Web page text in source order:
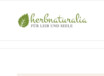
Shop
Sie sind hier: Startseite